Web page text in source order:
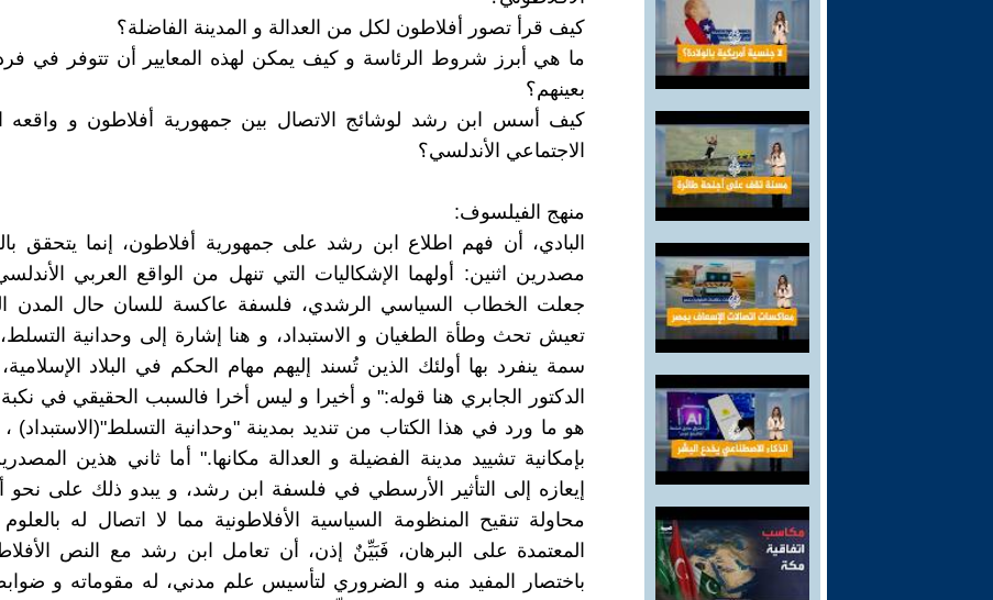
كيف قرأ تصور أفلاطون لكل من العدالة و المدينة الفاضلة؟
ما هي أبرز شروط الرئاسة و كيف يمكن لهذه المعايير أن تتوفر في فرد
بعينهم؟
كيف أسس ابن رشد لوشائج الاتصال بين جمهورية أفلاطون و واقعه
الاجتماعي الأندلسي؟
منهج الفيلسوف:
البادي، أن فهم اطلاع ابن رشد على جمهورية أفلاطون، إنما يتحقق
مصدرين اثنين: أولهما الإشكاليات التي تنهل من الواقع العربي
جعلت الخطاب السياسي الرشدي، فلسفة عاكسة للسان حال المدن
تعيش تحث وطأة الطغيان و الاستبداد، و هنا إشارة إلى وحدانية التسلط،
سمة ينفرد بها أولئك الذين تُسند إليهم مهام الحكم في البلاد
الدكتور الجابري هنا قوله:" و أخيرا و ليس أخرا فالسبب الحقيقي في
هو ما ورد في هذا الكتاب من تنديد بمدينة "وحدانية التسلط"(الاستبداد) ،
بإمكانية تشييد مدينة الفضيلة و العدالة مكانها." أما ثاني هذين
إيعازه إلى التأثير الأرسطي في فلسفة ابن رشد، و يبدو ذلك على
محاولة تنقيح المنظومة السياسية الأفلاطونية مما لا اتصال له بالعلوم
المعتمدة على البرهان، فَبَيِّنٌ إذن، أن تعامل ابن رشد مع النص
باختصار المفيد منه و الضروري لتأسيس علم مدني، له مقوماته و